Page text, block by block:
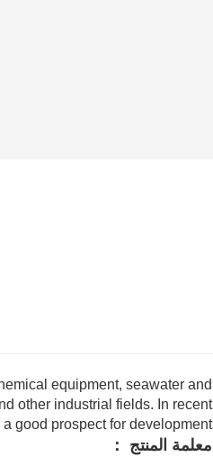
equipment, seawater and
other industrial fields. In recent
good prospect for development.
معلمة المنتج ：